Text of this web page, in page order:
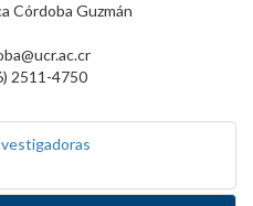
Córdoba Guzmán
2511-4750